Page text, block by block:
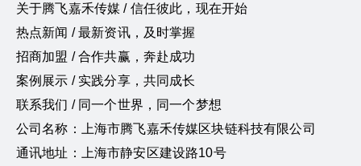
关于腾飞嘉禾传媒 / 信任彼此，现在开始
热点新闻 / 最新资讯，及时掌握
招商加盟 / 合作共赢，奔赴成功
案例展示 / 实践分享，共同成长
联系我们 / 同一个世界，同一个梦想
公司名称：上海市腾飞嘉禾传媒区块链科技有限公司
通讯地址：上海市静安区建设路10号